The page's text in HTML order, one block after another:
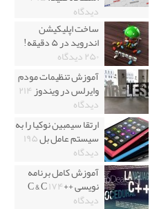
دیدگاه
ساخت اپلیکیشن
اندروید در ۵ دقیقه!
۲۵۰ دیدگاه
آموزش تنظیمات مودم
وایرلس در ویندوز۲۱۴
دیدگاه
ارتقا سیمبین نوکیا را به
سیستم عامل بل۱۹۵
دیدگاه
آموزش کامل برنامه
نویسی ++C & C۱۷۴
دیدگاه